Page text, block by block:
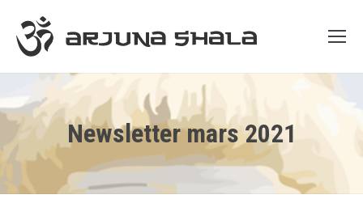
Newsletter mars 2021